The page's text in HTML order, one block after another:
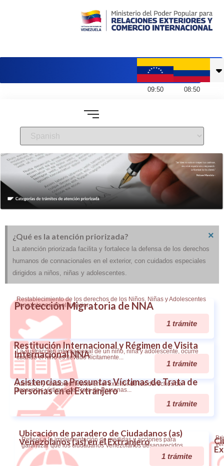
09:50 08:50
¿Qué es la atención priorizada?
La atención priorizada facilita y fortalece la defensa de los derechos
humanos de connacionales en el exterior, con cuidados especiales
dirigidos a niños, niñas y adolescentes.
×
Protección Migratoria de NNA
Restablecimiento de los derechos de los Niños, Niñas y Adolescentes
venezolanos en el exterior…
1 trámite
Restitución Internacional y Régimen de Visita
Internacional NNA
La sustracción internacional de un niño, niña y adolescente, ocurre
cuando el niño es llevado ilícitamente...
1 trámite
Asistencias a Presuntas Víctimas de Trata de
Personas en el Extranjero
Atención y restablecimiento en el exterior de los derechos de
presuntas víctimas de Trata de Personas...
1 trámite
Ubicación de paradero de Ciudadanos (as)
Venezolanos (as) en el Extranjero
Refiere a la implementación de medidas y acciones para
garantizar que los ciudadanos Venezolanos desaparecidos...
1 trámite